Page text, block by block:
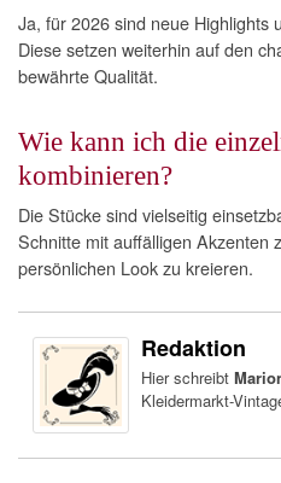
Ja, für 2026 sind neue Highlights
Diese setzen weiterhin auf den
bewährte Qualität.
Wie kann ich die
kombinieren?
Die Stücke sind vielseitig
Schnitte mit auffälligen Akzenten
persönlichen Look zu kreieren.
Redaktion
Hier schreibt
Kleidermarkt-